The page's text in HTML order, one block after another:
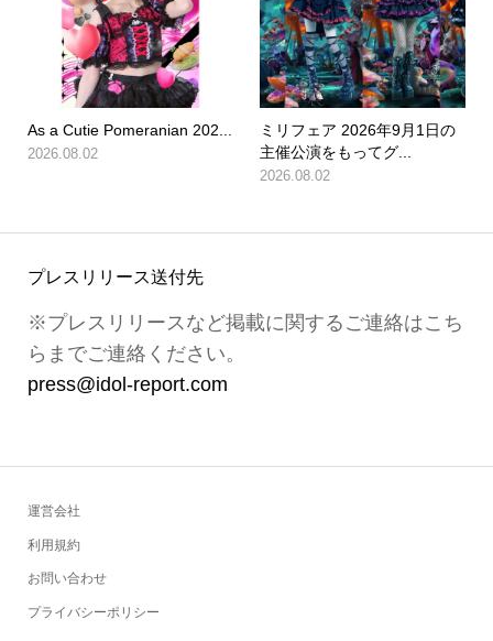
As a Cutie Pomeranian 202...
2026.08.02
ミリフェア 2026年9月1日の
主催公演をもってグ...
2026.08.02
プレスリリース送付先
※プレスリリースなど掲載に関するご連絡はこち
らまでご連絡ください。
press@idol-report.com
運営会社
利用規約
お問い合わせ
プライバシーポリシー